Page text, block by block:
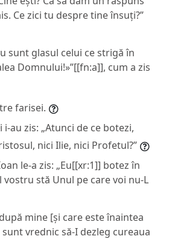
Ce zici tu despre tine însuți?”
sunt glasul celui ce strigă în
Domnului!»”[[fn:a]], cum a zis
farisei.
au zis: „Atunci de ce botezi,
nici Ilie, nici Profetul?”
le-a zis: „Eu[[xr:1]] botez în
stă Unul pe care voi nu-L
mine [și care este înaintea
vrednic să-I dezleg cureaua